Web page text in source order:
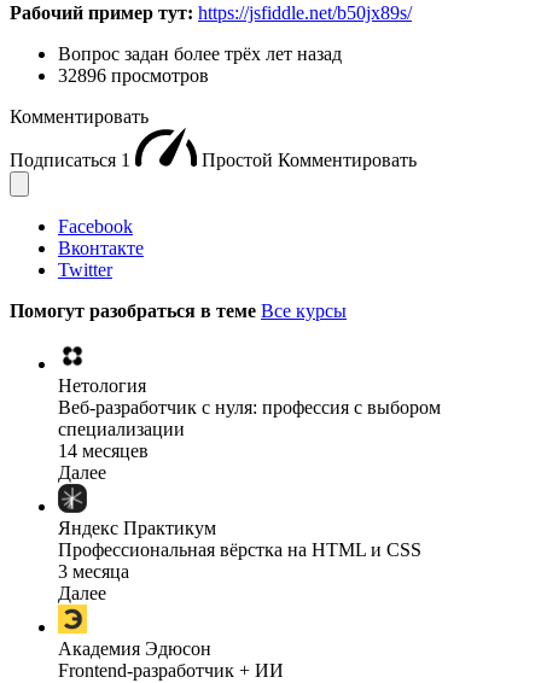
Рабочий пример тут: https://jsfiddle.net/b50jx89s/
Вопрос задан более трёх лет назад
32896 просмотров
Комментировать
Подписаться 1 Простой Комментировать
Facebook
Вконтакте
Twitter
Помогут разобраться в теме Все курсы
Нетология
Веб-разработчик с нуля: профессия с выбором
специализации
14 месяцев
Далее
Яндекс Практикум
Профессиональная вёрстка на HTML и CSS
3 месяца
Далее
Академия Эдюсон
Frontend-разработчик + ИИ